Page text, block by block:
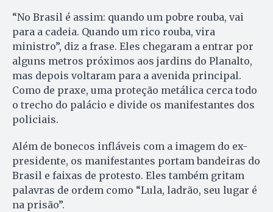
“No Brasil é assim: quando um pobre rouba, vai
para a cadeia. Quando um rico rouba, vira
ministro”, diz a frase. Eles chegaram a entrar por
alguns metros próximos aos jardins do Planalto,
mas depois voltaram para a avenida principal.
Como de praxe, uma proteção metálica cerca todo
o trecho do palácio e divide os manifestantes dos
policiais.
Além de bonecos infláveis com a imagem do ex-
presidente, os manifestantes portam bandeiras do
Brasil e faixas de protesto. Eles também gritam
palavras de ordem como “Lula, ladrão, seu lugar é
na prisão”.